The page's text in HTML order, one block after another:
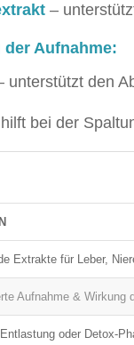
–
der Aufnahme:
unterstützt den
bei der
Extrakte für Leber,
Aufnahme & Wirkung
oder Detox-